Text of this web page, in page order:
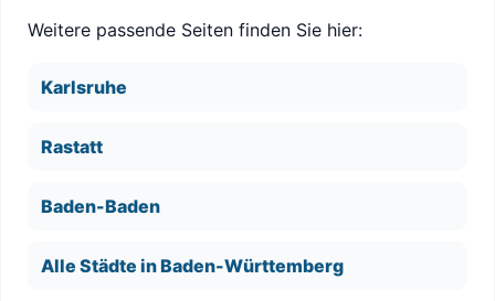
Weitere passende Seiten finden Sie hier:
Karlsruhe
Rastatt
Baden-Baden
Alle Städte in Baden-Württemberg